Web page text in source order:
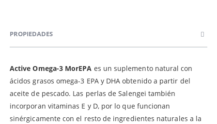
PROPIEDADES
Active Omega-3 MorEPA es un suplemento natural con
ácidos grasos omega-3 EPA y DHA obtenido a partir del
aceite de pescado. Las perlas de Salengei también
incorporan vitaminas E y D, por lo que funcionan
sinérgicamente con el resto de ingredientes naturales a la